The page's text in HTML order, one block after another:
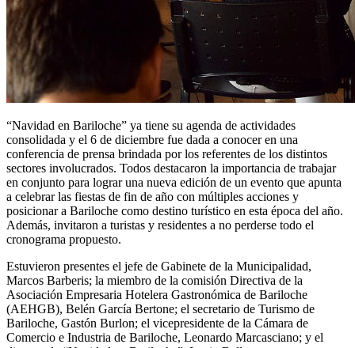
“Navidad en Bariloche” ya tiene su agenda de actividades
consolidada y el 6 de diciembre fue dada a conocer en una
conferencia de prensa brindada por los referentes de los distintos
sectores involucrados. Todos destacaron la importancia de trabajar
en conjunto para lograr una nueva edición de un evento que apunta
a celebrar las fiestas de fin de año con múltiples acciones y
posicionar a Bariloche como destino turístico en esta época del año.
Además, invitaron a turistas y residentes a no perderse todo el
cronograma propuesto.
Estuvieron presentes el jefe de Gabinete de la Municipalidad,
Marcos Barberis; la miembro de la comisión Directiva de la
Asociación Empresaria Hotelera Gastronómica de Bariloche
(AEHGB), Belén García Bertone; el secretario de Turismo de
Bariloche, Gastón Burlon; el vicepresidente de la Cámara de
Comercio e Industria de Bariloche, Leonardo Marcasciano; y el